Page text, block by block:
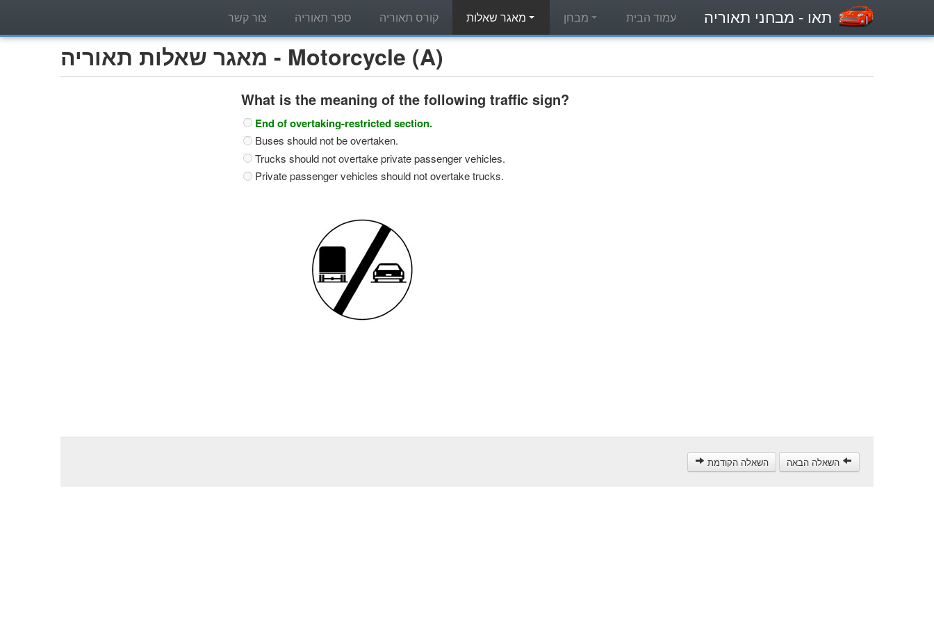
תאו - מבחני תאוריה עמוד הבית קורס תאוריה ספר תאוריה צור קשר
מאגר שאלות תאוריה - Motorcycle (A)
What is the meaning of the following traffic sign?
End of overtaking-restricted section.
Buses should not be overtaken.
Trucks should not overtake private passenger vehicles.
Private passenger vehicles should not overtake trucks.
השאלה הקודמת